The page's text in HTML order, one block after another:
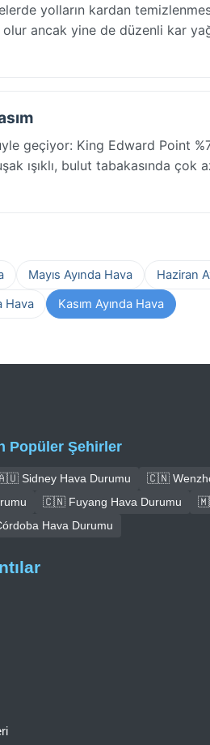
yolların kardan
ancak yine de düzenli kar
geçiyor: King Edward Point
ışıklı, bulut tabakasında çok
Mayıs Ayında Hava
Haziran
Hava
Kasım Ayında Hava
Popüler Şehirler
Sidney Hava Durumu 🇨🇳
🇨🇳 Fuyang Hava Durumu
Hava Durumu